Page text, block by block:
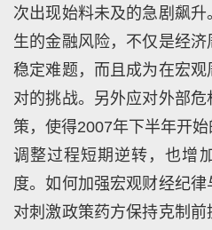
次出现始料未及的急剧飙
生的金融风险，不仅是经
稳定难题，而且成为在宏
对的挑战。另外应对外部
策，使得2007年下半年开
调整过程短期逆转，也增
度。如何加强宏观财经纪
对刺激政策药方保持克制